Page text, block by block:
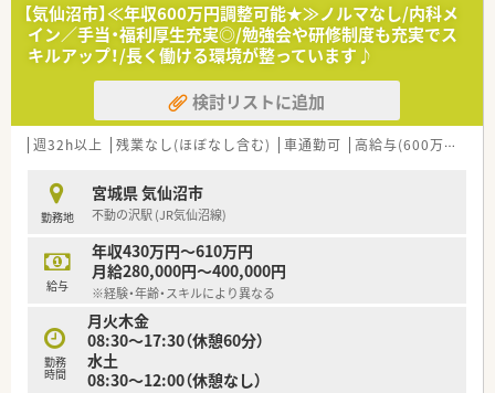
【気仙沼市】≪年収600万円調整可能★≫ノルマなし/内科メ
イン／手当・福利厚生充実◎/勉強会や研修制度も充実でス
キルアップ！/長く働ける環境が整っています♪
検討リストに追加
週32h以上 残業なし(ほぼなし含む) 車通勤可 高給与(600万円以上)
勤務地
宮城県 気仙沼市
不動の沢駅 (JR気仙沼線)
給与
年収430万円～610万円
月給280,000円～400,000円
※経験・年齢・スキルにより異なる
勤務
時間
月火木金
08:30～17:30（休憩60分）
水土
08:30～12:00（休憩なし）